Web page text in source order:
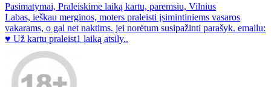
Pasimatymai, Praleiskime laiką kartu, paremsiu, Vilnius
Labas, ieškau merginos, moters praleisti įsimintiniems vasaros
vakarams, o gal net naktims. jei norėtum susipažinti parašyk. emailu:
♥ Už kartu praleist1 laiką atsily..